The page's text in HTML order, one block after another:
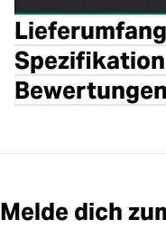
Lieferumfang
Bewertungen
Melde dich